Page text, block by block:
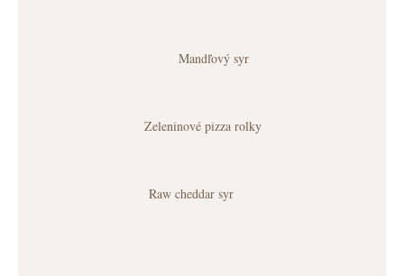
Mandľový syr
Zeleninové pizza rolky
Raw cheddar syr